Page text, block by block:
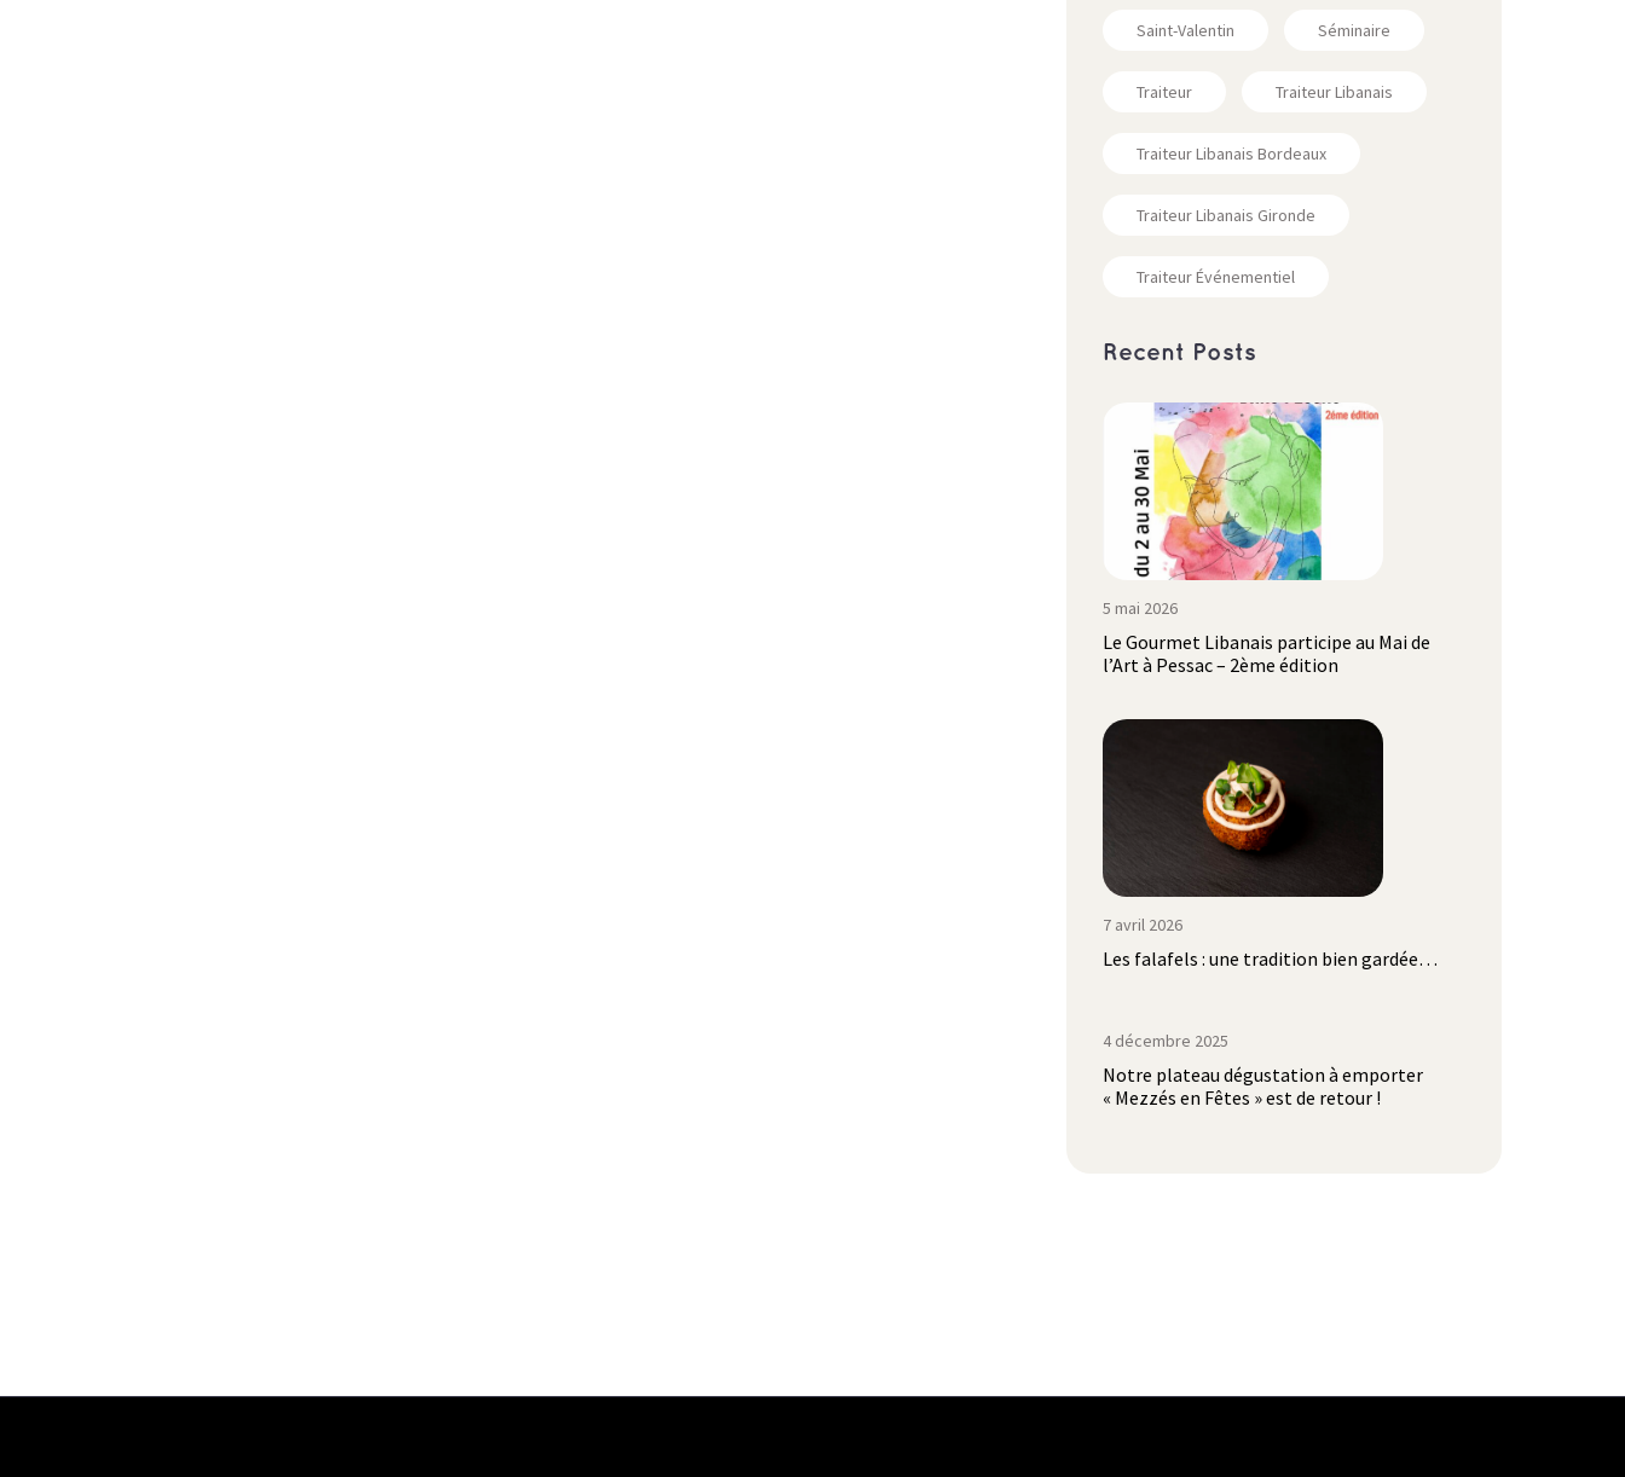
Saint-Valentin Séminaire
Traiteur Traiteur Libanais
Traiteur Libanais Bordeaux
Traiteur Libanais Gironde
Traiteur Événementiel
Recent Posts
5 mai 2026
Le Gourmet Libanais participe au Mai de
l’Art à Pessac – 2ème édition
7 avril 2026
Les falafels : une tradition bien gardée…
4 décembre 2025
Notre plateau dégustation à emporter
« Mezzés en Fêtes » est de retour !